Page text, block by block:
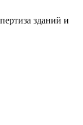
зданий и